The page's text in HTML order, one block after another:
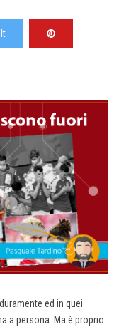
ed in quei
a persona. Ma è proprio